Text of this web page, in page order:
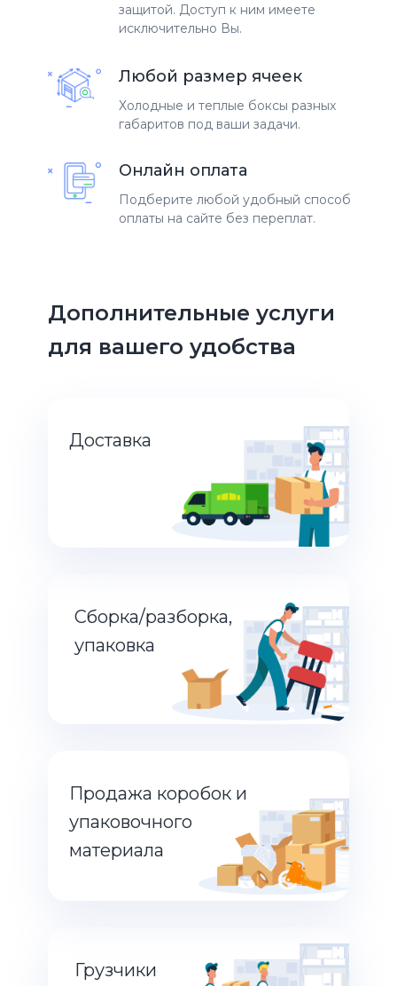
защитой. Доступ к ним имеете
исключительно Вы.
Любой размер ячеек
Холодные и теплые боксы разных
габаритов под ваши задачи.
Онлайн оплата
Подберите любой удобный способ
оплаты на сайте без переплат.
Дополнительные услуги
для вашего удобства
Сборка/разборка,
упаковка
Грузчики
Доставка
Продажа коробок и
упаковочного
материала